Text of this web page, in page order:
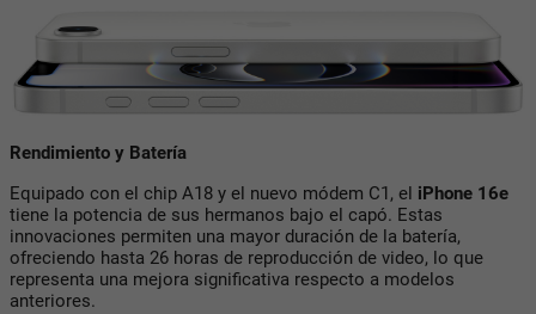
Rendimiento y Batería
Equipado con el chip A18 y el nuevo módem C1, el iPhone 16e
tiene la potencia de sus hermanos bajo el capó. Estas
innovaciones permiten una mayor duración de la batería,
ofreciendo hasta 26 horas de reproducción de video, lo que
representa una mejora significativa respecto a modelos
anteriores.